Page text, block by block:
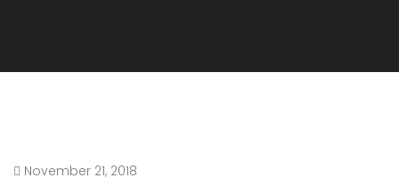
November 21, 2018